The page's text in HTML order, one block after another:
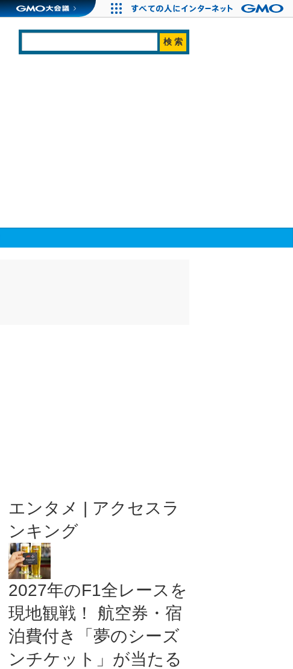
エンタメ | アクセスラ
ンキング
2027年のF1全レースを
現地観戦！ 航空券・宿
泊費付き「夢のシーズ
ンチケット」が当たる